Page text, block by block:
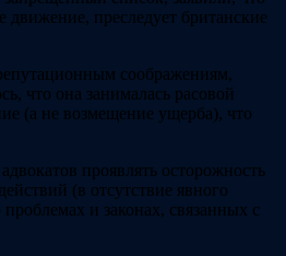
преследует британские
соображениям,
что она занималась расовой
(а не возмещение ущерба), что
проявлять осторожность
(в отсутствие явного
и законах, связанных с